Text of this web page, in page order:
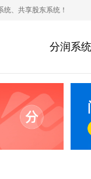
、共享股东系统！
分润系统